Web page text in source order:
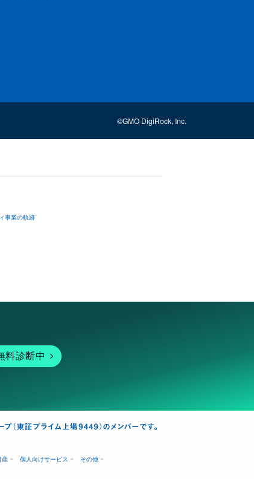
©GMO DigiRock, Inc.
事業の軌跡
料診断中
産 個人向けサービス その他